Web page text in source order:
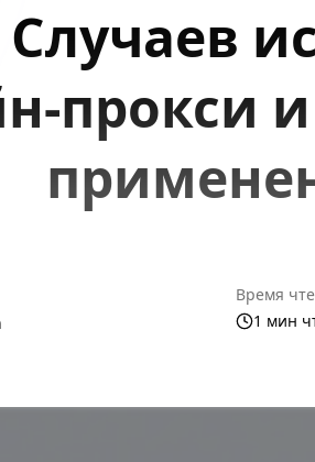
Случаев
прокси
Время
1 мин